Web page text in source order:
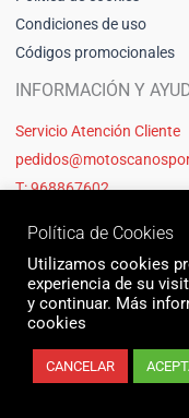
Condiciones de uso
Códigos promocionales
INFORMACIÓN Y
Servicio Atención Cliente
T: 968867602
© 2026 Motos Cano Sport
Política de Cookies
Utilizamos cookies
experiencia de su
y continuar. Más
cookies
CANCELAR